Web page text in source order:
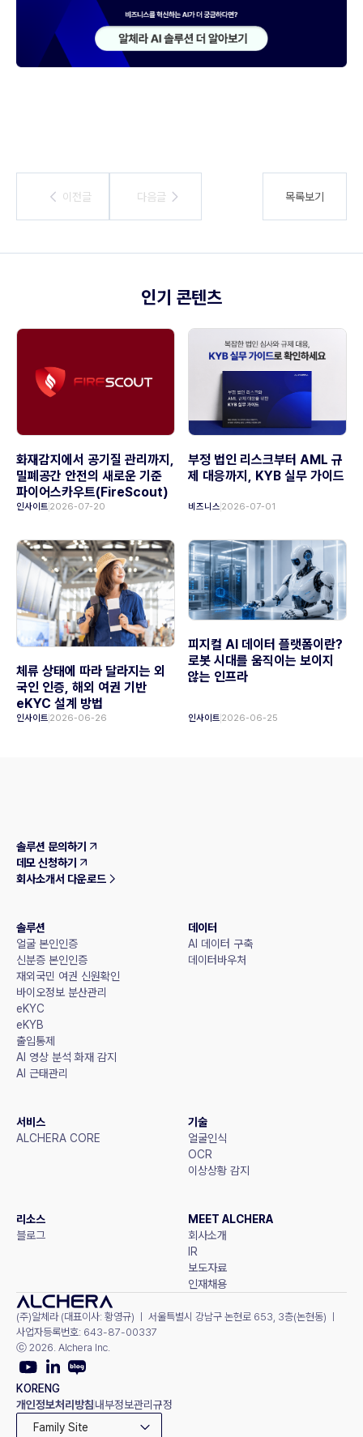
이전글
이전글 다음글
다음글 목록보기
인기 콘텐츠
화재감지에서 공기질 관리까지,
밀폐공간 안전의 새로운 기준
파이어스카우트(FireScout)
인사이트 2026-07-20
부정 법인 리스크부터 AML 규
제 대응까지, KYB 실무 가이드
비즈니스 2026-07-01
체류 상태에 따라 달라지는 외
국인 인증, 해외 여권 기반
eKYC 설계 방법
인사이트 2026-06-26
피지컬 AI 데이터 플랫폼이란?
로봇 시대를 움직이는 보이지
않는 인프라
인사이트 2026-06-25
솔루션 문의하기
데모 신청하기
회사소개서 다운로드
솔루션
얼굴 본인인증
신분증 본인인증
재외국민 여권 신원확인
바이오정보 분산관리
eKYC
eKYB
출입통제
AI 영상 분석 화재 감지
AI 근태관리
데이터
AI 데이터 구축
데이터바우처
서비스
ALCHERA CORE
기술
얼굴인식
OCR
이상상황 감지
리소스
블로그
MEET ALCHERA
회사소개
IR
보도자료
인재채용
(주)알체라 (대표이사: 황영규) ㅣ 서울특별시 강남구 논현로 653, 3층(논현동) ㅣ
사업자등록번호: 643-87-00337
ⓒ 2026. Alchera Inc.
KORENG
개인정보처리방침내부정보관리규정
Family Site